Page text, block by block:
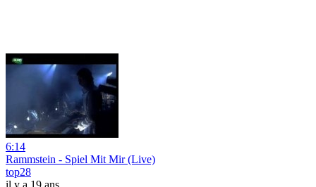
6:14
Rammstein - Spiel Mit Mir (Live)
top28